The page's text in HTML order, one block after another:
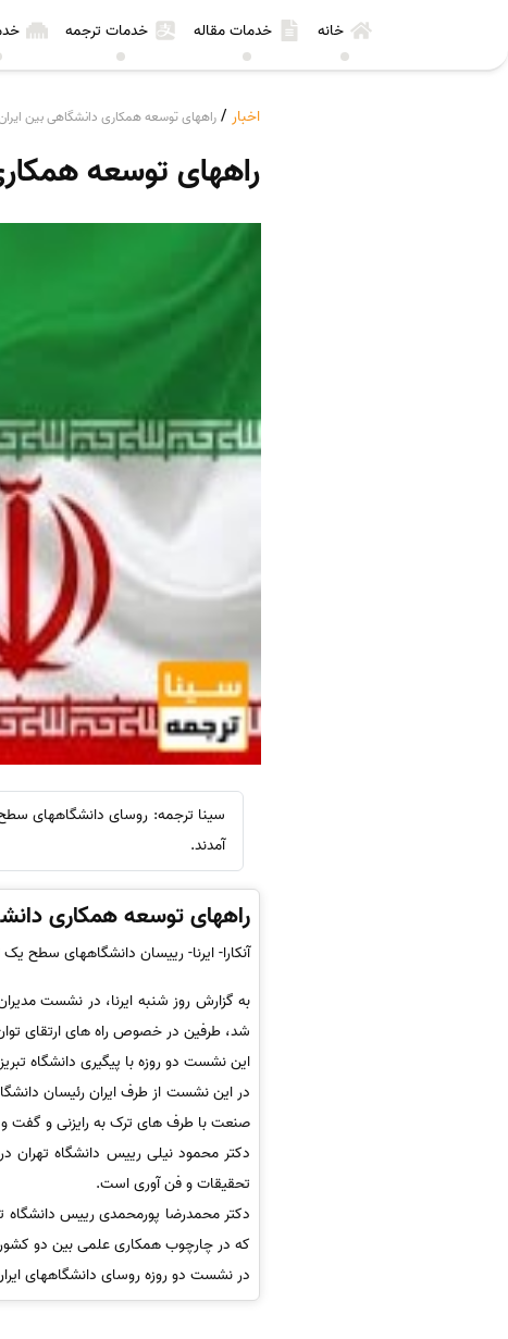
خانه خدمات مقاله خدمات ترجمه
اخبار / راههای توسعه همکاری دانشگاهی بین
راههای توسعه
سینا ترجمه: روسای دانشگاههای
آمدند.
راههای توسعه همکاری
آنکارا- ایرنا- رییسان دانشگاههای
به گزارش روز شنبه ایرنا، در نشست
شد، طرفین در خصوص راه های ارتقای
این نشست دو روزه با پیگیری دانشگاه
در این نشست از طرف ایران رئیسان
صنعت با طرف های ترک به رایزنی و گفت
دکتر محمود نیلی رییس دانشگاه تهران
تحقیقات و فن آوری است.
دکتر محمدرضا پورمحمدی رییس دانشگاه
که در چارچوب همکاری علمی بین دو
در نشست دو روزه روسای دانشگاههای